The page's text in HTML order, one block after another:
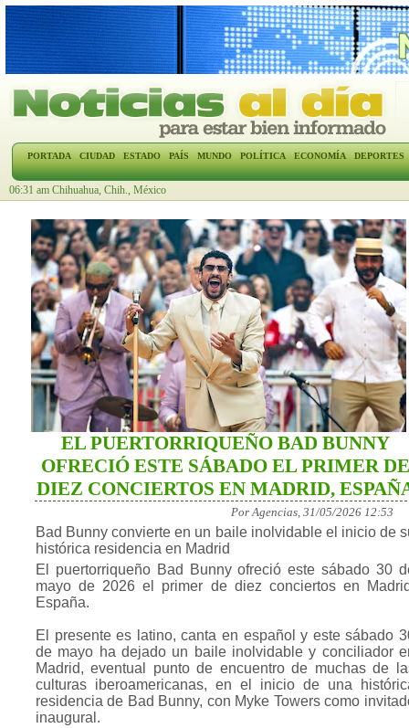
PORTADA CIUDAD ESTADO PAÍS MUNDO POLÍTICA ECONOMÍA DEPORTES
06:31 am Chihuahua, Chih., México
EL PUERTORRIQUEÑO BAD BUNNY
OFRECIÓ ESTE SÁBADO EL PRIMER DE
DIEZ CONCIERTOS EN MADRID,
Por Agencias, 31/05/2026 12:53
Bad Bunny convierte en un baile inolvidable el inicio de
histórica residencia en Madrid
El puertorriqueño Bad Bunny ofreció este sábado 30
mayo de 2026 el primer de diez conciertos en
España.
El presente es latino, canta en español y este sábado
de mayo ha dejado un baile inolvidable y conciliador
Madrid, eventual punto de encuentro de muchas de
culturas iberoamericanas, en el inicio de una
residencia de Bad Bunny, con Myke Towers como
inaugural.